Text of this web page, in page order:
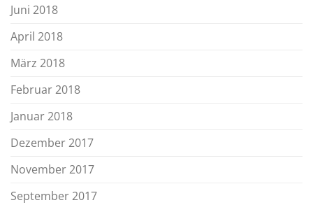
Juni 2018
April 2018
März 2018
Februar 2018
Januar 2018
Dezember 2017
November 2017
September 2017